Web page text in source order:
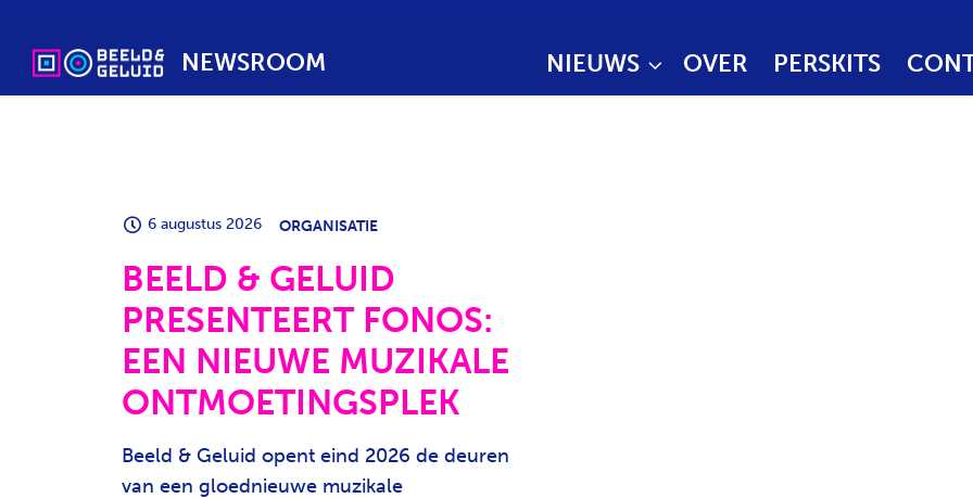
NEWSROOM NIEUWS OVER PERSKITS
6 augustus 2026 ORGANISATIE
BEELD & GELUID
PRESENTEERT FONOS:
EEN NIEUWE MUZIKALE
ONTMOETINGSPLEK
Beeld & Geluid opent eind 2026 de deuren
van een gloednieuwe muzikale